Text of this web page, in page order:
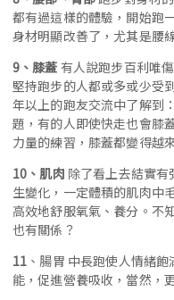
都有過這樣的體驗，開始跑
身材明顯改善了，尤其是腰
9、膝蓋 有人說跑步百利唯
堅持跑步的人都或多或少受
年以上的跑友交流中了解到
題，有的人即使快走也會膝
力量的練習，膝蓋都變得越
10、肌肉 除了看上去結實
生變化，一定體積的肌肉中
高效地舒服氧氣、養分。不
也有關係？
11 、腸胃 中長跑使人情緒
能，促進營養吸收，當然，